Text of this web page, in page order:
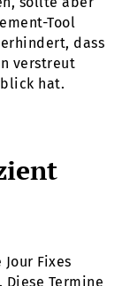
Tool
dass
verstreut
hat.
Fixes
Termine